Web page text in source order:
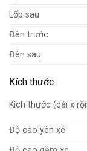
Lốp sau
Đèn trước
Đèn sau
Kích thước
Kích thước (dài x
Độ cao yên xe